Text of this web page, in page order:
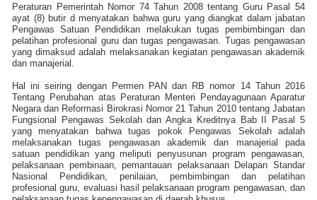
Peraturan Pemerintah Nomor 74 Tahun 2008 tentang Guru Pasal 54
ayat (8) butir d menyatakan bahwa guru yang diangkat dalam jabatan
Pengawas Satuan Pendidikan melakukan tugas pembimbingan dan
pelatihan profesional guru dan tugas pengawasan. Tugas pengawasan
yang dimaksud adalah melaksanakan kegiatan pengawasan akademik
dan manajerial.
Hal ini seiring dengan Permen PAN dan RB nomor 14 Tahun 2016
Tentang Perubahan atas Peraturan Menteri Pendayagunaan Aparatur
Negara dan Reformasi Birokrasi Nomor 21 Tahun 2010 tentang Jabatan
Fungsional Pengawas Sekolah dan Angka Kreditnya Bab II Pasal 5
yang menyatakan bahwa tugas pokok Pengawas Sekolah adalah
melaksanakan tugas pengawasan akademik dan manajerial pada
satuan pendidikan yang meliputi penyusunan program pengawasan,
pelaksanaan pembinaan, pemantauan pelaksanaan Delapan Standar
Nasional Pendidikan, penilaian, pembimbingan dan pelatihan
profesional guru, evaluasi hasil pelaksanaan program pengawasan, dan